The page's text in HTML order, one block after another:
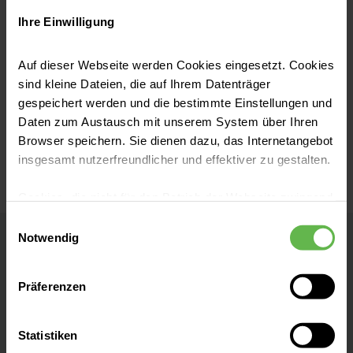
Ihre Einwilligung
Auf dieser Webseite werden Cookies eingesetzt. Cookies
sind kleine Dateien, die auf Ihrem Datenträger
gespeichert werden und die bestimmte Einstellungen und
Daten zum Austausch mit unserem System über Ihren
Browser speichern. Sie dienen dazu, das Internetangebot
insgesamt nutzerfreundlicher und effektiver zu gestalten.
eingesetzt werden.
Es steht Ihnen frei, unsere Seite mit nur den notwendigen
Cookies zu benutzen, eine individuelle Auswahl
oder durch Auswahl von „Alle Cookies akzeptieren“ in die
Notwendig
Präferenzen
Statistiken
Akademisches Lehrkrankenhaus der